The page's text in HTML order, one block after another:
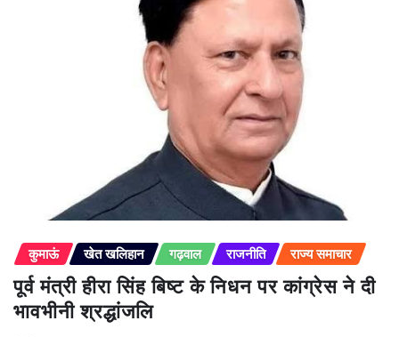
कुमाऊं खेत खलिहान गढ़वाल राजनीति राज्य समाचार
पूर्व मंत्री हीरा सिंह बिष्ट के निधन पर कांग्रेस ने दी
भावभीनी श्रद्धांजलि